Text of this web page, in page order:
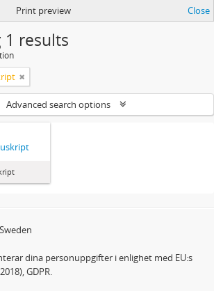
Print preview Close
1 results
Advanced search options
dina personuppgifter i enlighet med EU:s
GDPR.